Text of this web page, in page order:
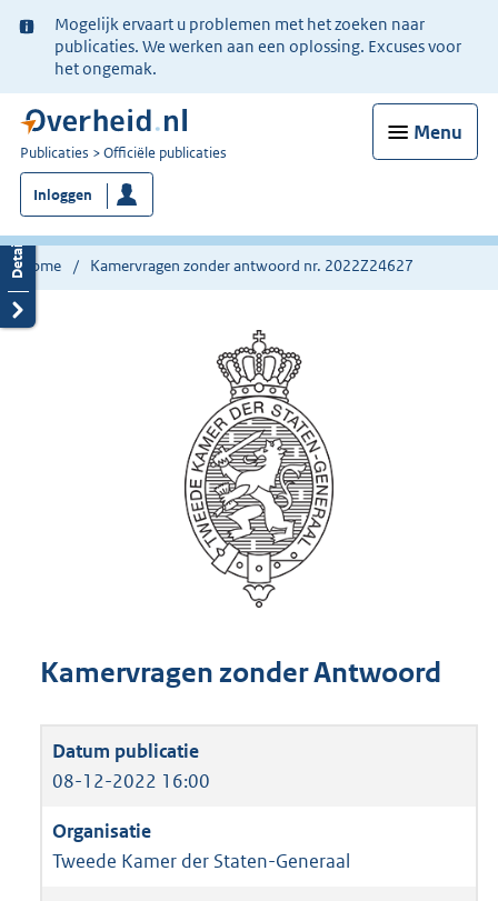
Ter
informatie:
Mogelijk ervaart u problemen met het zoeken naar
publicaties. We werken aan een oplossing. Excuses voor
het ongemak.
Menu
U
bent
nu
hier:
Publicaties Officiële publicaties
Inloggen
Home Kamervragen zonder antwoord nr. 2022Z24627
Kamervragen zonder Antwoord
08-12-2022 16:00
Tweede Kamer der Staten-Generaal